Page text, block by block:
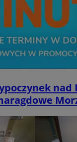
nad